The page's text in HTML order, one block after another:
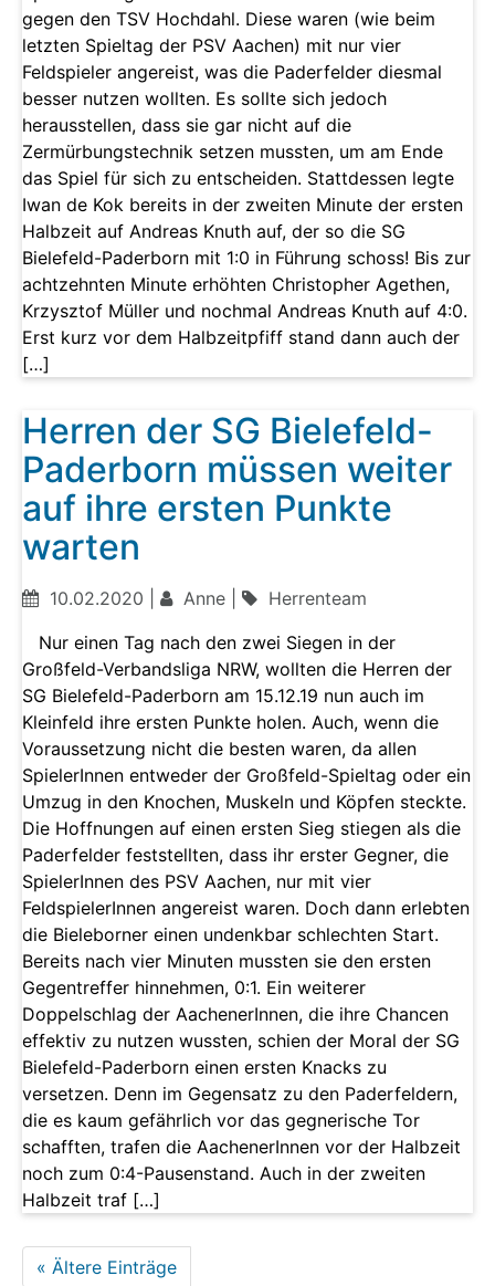
gegen den TSV Hochdahl. Diese waren (wie beim
letzten Spieltag der PSV Aachen) mit nur vier
Feldspieler angereist, was die Paderfelder diesmal
besser nutzen wollten. Es sollte sich jedoch
herausstellen, dass sie gar nicht auf die
Zermürbungstechnik setzen mussten, um am Ende
das Spiel für sich zu entscheiden. Stattdessen legte
Iwan de Kok bereits in der zweiten Minute der ersten
Halbzeit auf Andreas Knuth auf, der so die SG
Bielefeld-Paderborn mit 1:0 in Führung schoss! Bis zur
achtzehnten Minute erhöhten Christopher Agethen,
Krzysztof Müller und nochmal Andreas Knuth auf 4:0.
Erst kurz vor dem Halbzeitpfiff stand dann auch der
[…]
Herren der SG Bielefeld-
Paderborn müssen weiter
auf ihre ersten Punkte
warten
10.02.2020 | Anne |
Herrenteam
Nur einen Tag nach den zwei Siegen in der
Großfeld-Verbandsliga NRW, wollten die Herren der
SG Bielefeld-Paderborn am 15.12.19 nun auch im
Kleinfeld ihre ersten Punkte holen. Auch, wenn die
Voraussetzung nicht die besten waren, da allen
SpielerInnen entweder der Großfeld-Spieltag oder ein
Umzug in den Knochen, Muskeln und Köpfen steckte.
Die Hoffnungen auf einen ersten Sieg stiegen als die
Paderfelder feststellten, dass ihr erster Gegner, die
SpielerInnen des PSV Aachen, nur mit vier
FeldspielerInnen angereist waren. Doch dann erlebten
die Bieleborner einen undenkbar schlechten Start.
Bereits nach vier Minuten mussten sie den ersten
Gegentreffer hinnehmen, 0:1. Ein weiterer
Doppelschlag der AachenerInnen, die ihre Chancen
effektiv zu nutzen wussten, schien der Moral der SG
Bielefeld-Paderborn einen ersten Knacks zu
versetzen. Denn im Gegensatz zu den Paderfeldern,
die es kaum gefährlich vor das gegnerische Tor
schafften, trafen die AachenerInnen vor der Halbzeit
noch zum 0:4-Pausenstand. Auch in der zweiten
Halbzeit traf […]
« Ältere Einträge